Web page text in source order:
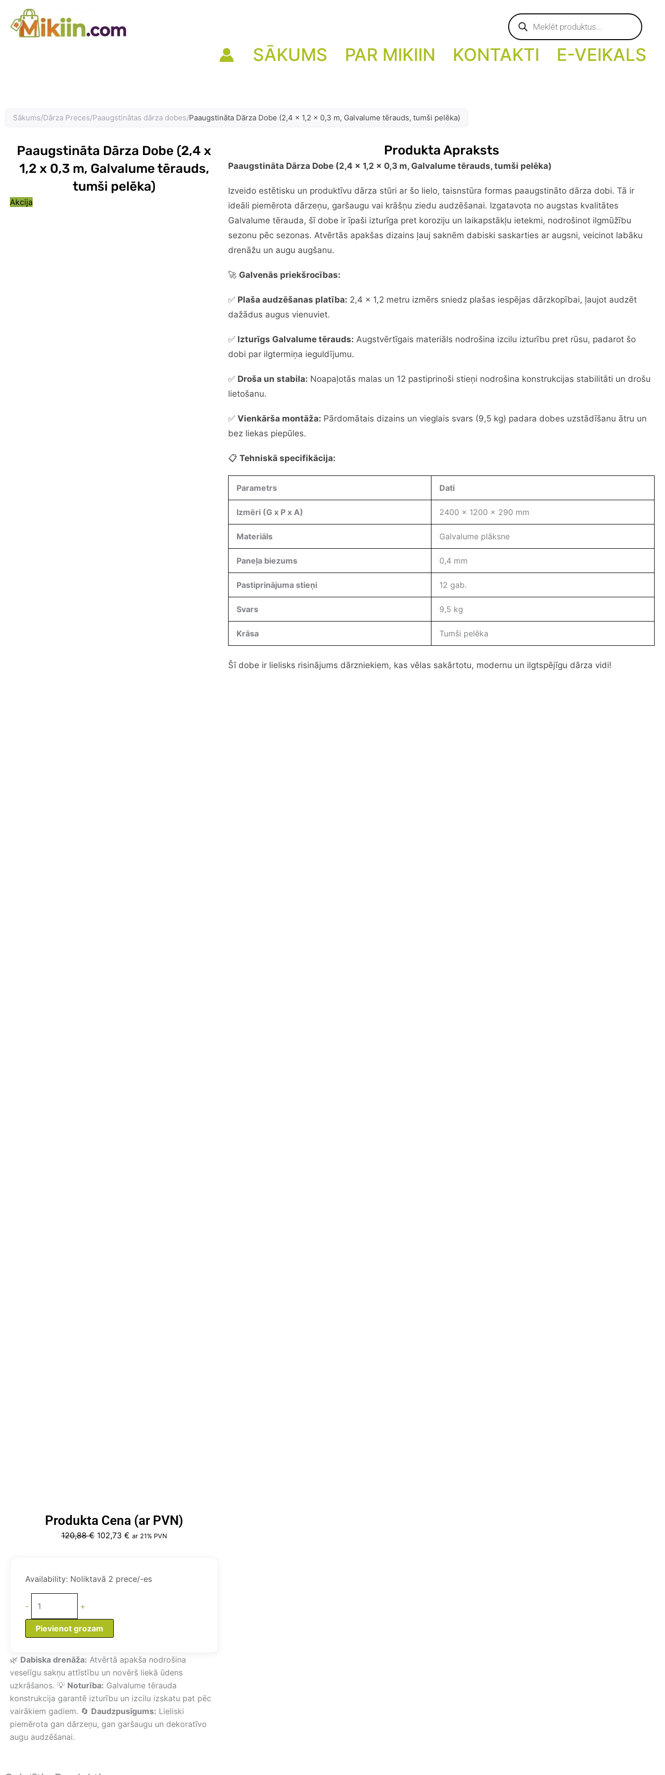
content
Products
search
SĀKUMS PAR MIKIIN KONTAKTI E-VEIKALS
Sākums/Dārza Preces/Paaugstinātas dārza dobes/Paaugstināta Dārza Dobe (2,4 x 1,2 x 0,3 m, Galvalume tērauds, tumši pelēka)
Paaugstināta Dārza Dobe (2,4 x
1,2 x 0,3 m, Galvalume tērauds,
tumši pelēka)
Akcija
Produkta Cena (ar PVN)
120,88€ Original
120,88 €.
102,73 €Current
102,73 €.
ar 21% PVN
Availability: Noliktavā 2 prece/-es
-
Dārza
(2,4
1,2
x
Galvalume
tumši
pelēka)
daudzums
+
Pievienot grozam
🌿 Dabiska drenāža: Atvērtā apakša nodrošina
veselīgu sakņu attīstību un novērš liekā ūdens
uzkrāšanos. 💡 Noturība: Galvalume tērauda
konstrukcija garantē izturību un izcilu izskatu pat pēc
vairākiem gadiem. 🔄 Daudzpusīgums: Lieliski
piemērota gan dārzeņu, gan garšaugu un dekoratīvo
augu audzēšanai.
Produkta Apraksts
Paaugstināta Dārza Dobe (2,4 x 1,2 x 0,3 m, Galvalume tērauds, tumši pelēka)
Izveido estētisku un produktīvu dārza stūri ar šo lielo, taisnstūra formas paaugstināto dārza dobi. Tā ir
ideāli piemērota dārzeņu, garšaugu vai krāšņu ziedu audzēšanai. Izgatavota no augstas kvalitātes
Galvalume tērauda, šī dobe ir īpaši izturīga pret koroziju un laikapstākļu ietekmi, nodrošinot ilgmūžību
sezonu pēc sezonas. Atvērtās apakšas dizains ļauj saknēm dabiski saskarties ar augsni, veicinot labāku
drenāžu un augu augšanu.
🚀 Galvenās priekšrocības:
✅ Plaša audzēšanas platība: 2,4 x 1,2 metru izmērs sniedz plašas iespējas dārzkopībai, ļaujot audzēt
dažādus augus vienuviet.
✅ Izturīgs Galvalume tērauds: Augstvērtīgais materiāls nodrošina izcilu izturību pret rūsu, padarot šo
dobi par ilgtermiņa ieguldījumu.
✅ Droša un stabila: Noapaļotās malas un 12 pastiprinoši stieņi nodrošina konstrukcijas stabilitāti un drošu
lietošanu.
✅Vienkārša montāža: Pārdomātais dizains un vieglais svars (9,5 kg) padara dobes uzstādīšanu ātru un
bez liekas piepūles.
📋Tehniskā specifikācija:
Parametrs Dati
Izmēri (G x P x A) 2400 x 1200 x 290 mm
Materiāls Galvalume plāksne
Paneļa biezums 0,4 mm
Pastiprinājuma stieņi 12 gab.
Svars 9,5 kg
Krāsa Tumši pelēka
Šī dobe ir lielisks risinājums dārzniekiem, kas vēlas sakārtotu, modernu un ilgtspējīgu dārza vidi!